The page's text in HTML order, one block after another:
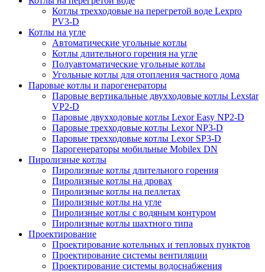
Котлы трехходовые на перегретой воде Lexpro
PV3-D
Котлы на угле
Автоматические угольные котлы
Котлы длительного горения на угле
Полуавтоматические угольные котлы
Угольные котлы для отопления частного дома
Паровые котлы и парогенераторы
Паровые вертикальные двухходовые котлы Lexstar
VP2-D
Паровые двухходовые котлы Lexor Easy NP2-D
Паровые трехходовые котлы Lexor NP3-D
Паровые трехходовые котлы Lexor SP3-D
Парогенераторы мобильные Mobilex DN
Пиролизные котлы
Пиролизные котлы длительного горения
Пиролизные котлы на дровах
Пиролизные котлы на пеллетах
Пиролизные котлы на угле
Пиролизные котлы с водяным контуром
Пиролизные котлы шахтного типа
Проектирование
Проектирование котельных и тепловых пунктов
Проектирование системы вентиляции
Проектирование системы водоснабжения